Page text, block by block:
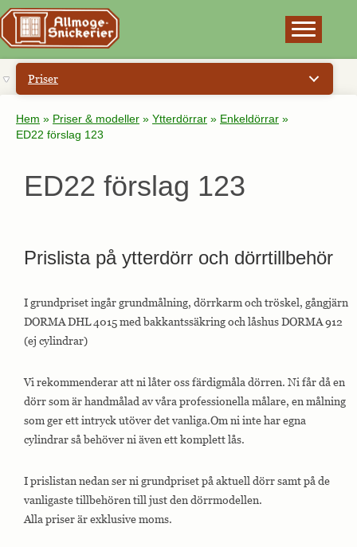
Priser
Hem » Priser & modeller » Ytterdörrar » Enkeldörrar »
ED22 förslag 123
ED22 förslag 123
Prislista på ytterdörr och dörrtillbehör
I grundpriset ingår grundmålning, dörrkarm och tröskel, gångjärn
DORMA DHL 4015 med bakkantssäkring och låshus DORMA 912
(ej cylindrar)
Vi rekommenderar att ni låter oss färdigmåla dörren. Ni får då en
dörr som är handmålad av våra professionella målare, en målning
som ger ett intryck utöver det vanliga.Om ni inte har egna
cylindrar så behöver ni även ett komplett lås.
I prislistan nedan ser ni grundpriset på aktuell dörr samt på de
vanligaste tillbehören till just den dörrmodellen.
Alla priser är exklusive moms.